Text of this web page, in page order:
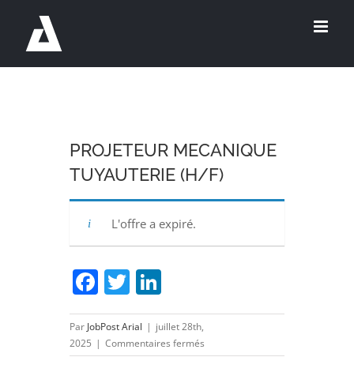
contenu
PROJETEUR MECANIQUE
TUYAUTERIE (H/F)
L'offre a expiré.
Facebook
Twitter
Par JobPost Arial | juillet 28th,
2025 | Commentaires fermés
PROJETEUR